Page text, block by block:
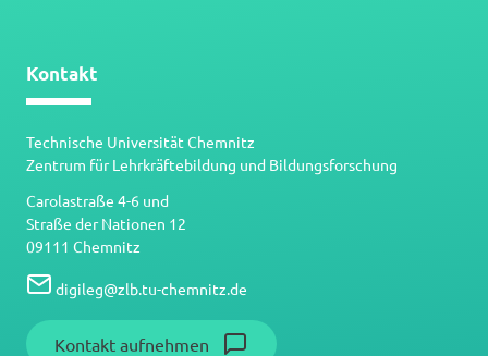
Kontakt
Technische Universität Chemnitz
Zentrum für Lehrkräftebildung und Bildungsforschung
Carolastraße 4-6 und
Straße der Nationen 12
09111 Chemnitz
digileg@zlb.tu-chemnitz.de
Kontakt aufnehmen